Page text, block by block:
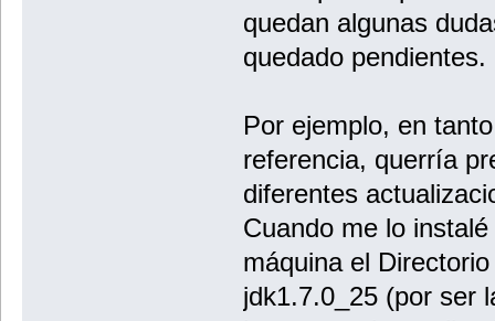
quedan algunas
quedado pendientes.
Por ejemplo, en
referencia, querría
diferentes
Cuando me lo
máquina el
jdk1.7.0_25 (por ser